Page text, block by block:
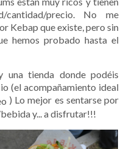
cantidad/precio. No me
Kebap que existe, pero sin
hemos probado hasta el
tienda donde podéis
(el acompañamiento ideal
) Lo mejor es sentarse por
y... a disfrutar!!!